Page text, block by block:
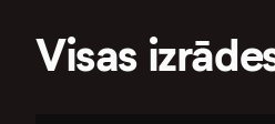
Visas